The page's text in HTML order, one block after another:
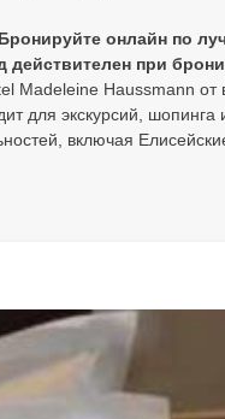
Бронируйте онлайн по
действителен при
Madeleine Haussmann от
для экскурсий,
включая